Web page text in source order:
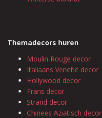
Themadecors huren
Moulin Rouge decor
Italiaans Venetië decor
Hollywood decor
Frans decor
Strand decor
Chinees Aziatisch decor